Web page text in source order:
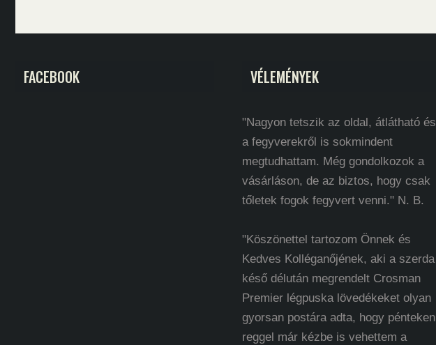
FACEBOOK VÉLEMÉNYEK
"Nagyon tetszik az oldal, átlátható és
a fegyverekről is sokmindent
megtudhattam. Még gondolkozok a
vásárláson, de az biztos, hogy csak
tőletek fogok fegyvert venni." N. B.
"Köszönettel tartozom Önnek és
Kedves Kolléganőjének, aki a szerda
késő délután megrendelt Crosman
Premier légpuska lövedékeket olyan
gyorsan postára adta, hogy pénteken
reggel már kézbe is vehettem a